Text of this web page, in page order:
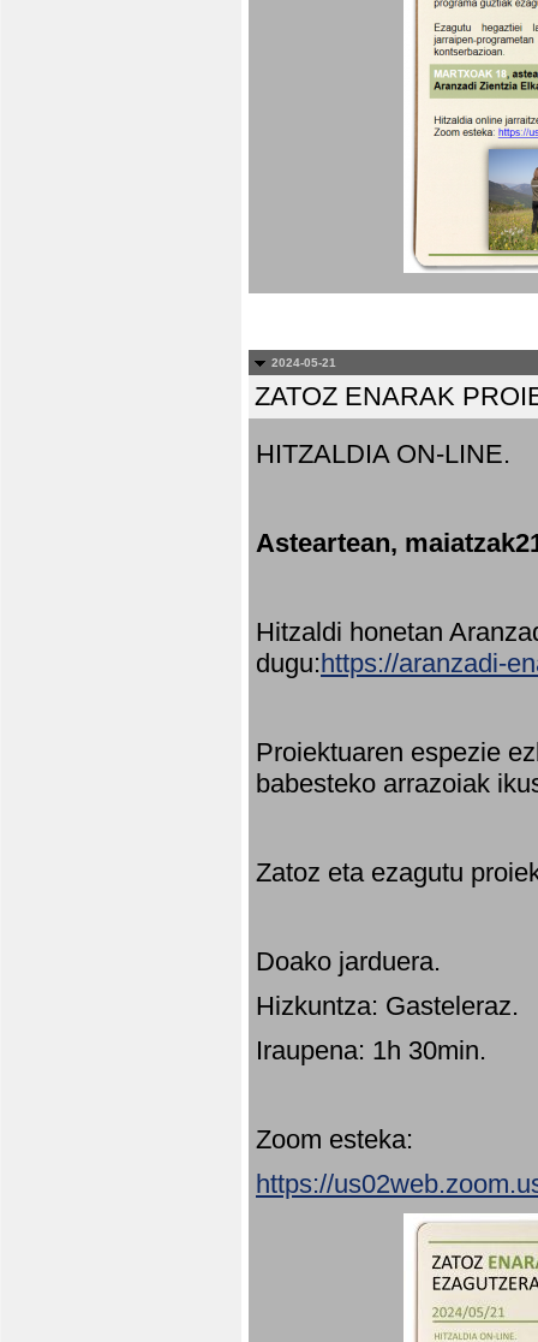
2024-05-21
ZATOZ ENARAK
HITZALDIA ON-LINE.
Asteartean,
Hitzaldi honetan
dugu:https://aranzadi-
Proiektuaren espezie
babesteko arrazoiak
Zatoz eta ezagutu
Doako jarduera.
Hizkuntza: Gasteleraz.
Iraupena: 1h 30min.
Zoom esteka:
https://